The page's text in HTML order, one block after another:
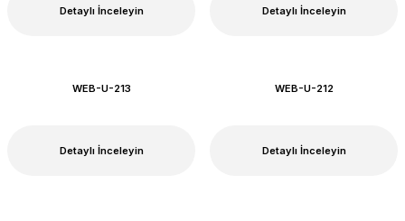
Detaylı İnceleyin Detaylı İnceleyin
WEB-U-213
Detaylı İnceleyin
WEB-U-212
Detaylı İnceleyin